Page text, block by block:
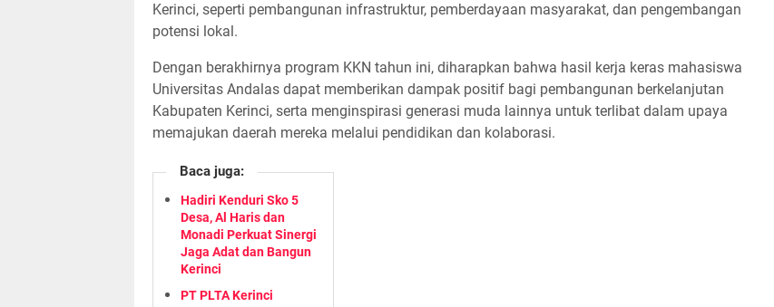
Kerinci, seperti pembangunan infrastruktur, pemberdayaan masyarakat, dan pengembangan
potensi lokal.
Dengan berakhirnya program KKN tahun ini, diharapkan bahwa hasil kerja keras mahasiswa
Universitas Andalas dapat memberikan dampak positif bagi pembangunan berkelanjutan
Kabupaten Kerinci, serta menginspirasi generasi muda lainnya untuk terlibat dalam upaya
memajukan daerah mereka melalui pendidikan dan kolaborasi.
Baca juga:
Hadiri Kenduri Sko 5
Desa, Al Haris dan
Monadi Perkuat Sinergi
Jaga Adat dan Bangun
Kerinci
PT PLTA Kerinci